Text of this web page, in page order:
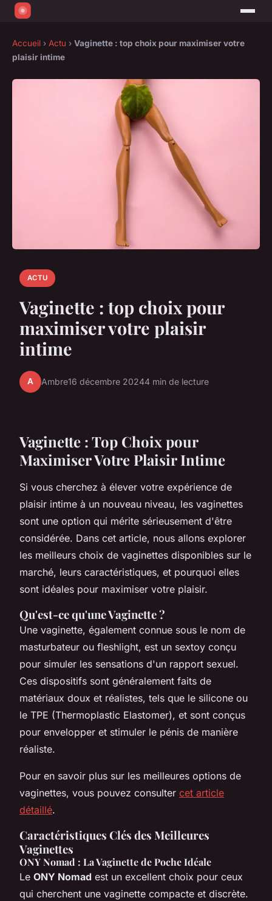
Accueil › Actu › Vaginette : top choix pour maximiser votre
plaisir intime
ACTU
Vaginette : top choix pour
maximiser votre plaisir
intime
A Ambre16 décembre 20244 min de lecture
Vaginette : Top Choix pour
Maximiser Votre Plaisir Intime
Si vous cherchez à élever votre expérience de
plaisir intime à un nouveau niveau, les vaginettes
sont une option qui mérite sérieusement d'être
considérée. Dans cet article, nous allons explorer
les meilleurs choix de vaginettes disponibles sur le
marché, leurs caractéristiques, et pourquoi elles
sont idéales pour maximiser votre plaisir.
Qu'est-ce qu'une Vaginette ?
Une vaginette, également connue sous le nom de
masturbateur ou fleshlight, est un sextoy conçu
pour simuler les sensations d'un rapport sexuel.
Ces dispositifs sont généralement faits de
matériaux doux et réalistes, tels que le silicone ou
le TPE (Thermoplastic Elastomer), et sont conçus
pour envelopper et stimuler le pénis de manière
réaliste.
Pour en savoir plus sur les meilleures options de
vaginettes, vous pouvez consulter cet article
détaillé.
Caractéristiques Clés des Meilleures
Vaginettes
ONY Nomad : La Vaginette de Poche Idéale
Le ONY Nomad est un excellent choix pour ceux
qui cherchent une vaginette compacte et discrète.